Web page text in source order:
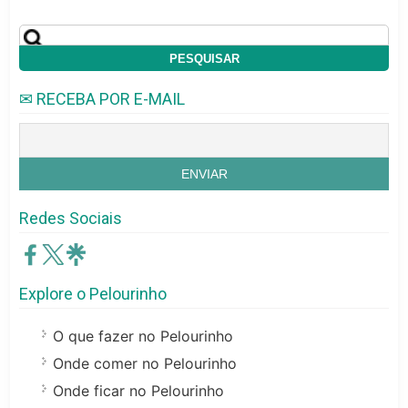
✉ RECEBA POR E-MAIL
Redes Sociais
Explore o Pelourinho
O que fazer no Pelourinho
Onde comer no Pelourinho
Onde ficar no Pelourinho